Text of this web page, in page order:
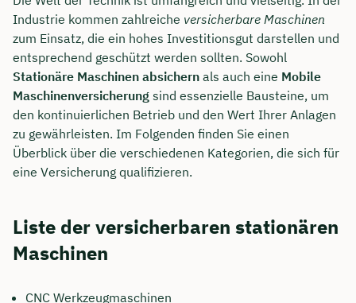
Industrie kommen zahlreiche versicherbare Maschinen
zum Einsatz, die ein hohes Investitionsgut darstellen und
entsprechend geschützt werden sollten. Sowohl
Stationäre Maschinen absichern als auch eine Mobile
Maschinenversicherung sind essenzielle Bausteine, um
den kontinuierlichen Betrieb und den Wert Ihrer Anlagen
zu gewährleisten. Im Folgenden finden Sie einen
Überblick über die verschiedenen Kategorien, die sich für
eine Versicherung qualifizieren.
Liste der versicherbaren stationären
Maschinen
CNC Werkzeugmaschinen